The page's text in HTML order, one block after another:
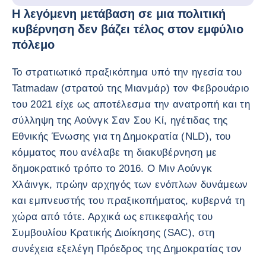
Η λεγόμενη μετάβαση σε μια πολιτική
κυβέρνηση δεν βάζει τέλος στον εμφύλιο
πόλεμο
Το στρατιωτικό πραξικόπημα υπό την ηγεσία του
Tatmadaw (στρατού της Μιανμάρ) τον Φεβρουάριο
του 2021 είχε ως αποτέλεσμα την ανατροπή και τη
σύλληψη της Αούνγκ Σαν Σου Κί, ηγέτιδας της
Εθνικής Ένωσης για τη Δημοκρατία (NLD), του
κόμματος που ανέλαβε τη διακυβέρνηση με
δημοκρατικό τρόπο το 2016. Ο Μιν Αούνγκ
Χλάινγκ, πρώην αρχηγός των ενόπλων δυνάμεων
και εμπνευστής του πραξικοπήματος, κυβερνά τη
χώρα από τότε. Αρχικά ως επικεφαλής του
Συμβουλίου Κρατικής Διοίκησης (SAC), στη
συνέχεια εξελέγη Πρόεδρος της Δημοκρατίας τον